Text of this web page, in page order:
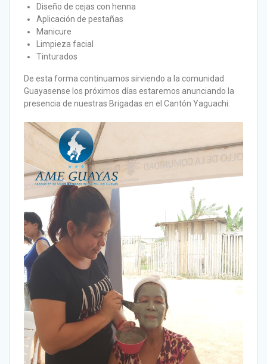
Diseño de cejas con henna
Aplicación de pestañas
Manicure
Limpieza facial
Tinturados
De esta forma continuamos sirviendo a la comunidad
Guayasense los próximos días estaremos anunciando la
presencia de nuestras Brigadas en el Cantón Yaguachi.